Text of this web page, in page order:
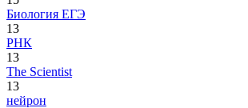
Биология ЕГЭ
13
РНК
13
The Scientist
13
нейрон